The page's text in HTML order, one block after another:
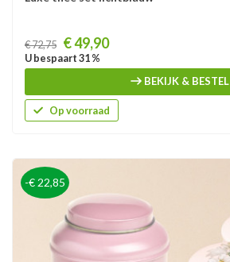
Prijs
€ 72,75 € 49,90
U bespaart 31 %
BEKIJK & BESTEL
Op voorraad
-€ 22,85